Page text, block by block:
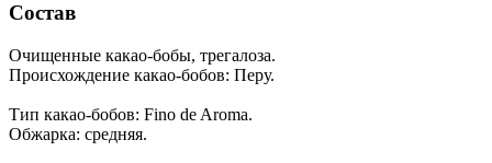
Состав
Очищенные какао-бобы, трегалоза.
Происхождение какао-бобов: Перу.
Тип какао-бобов: Fino de Aroma.
Обжарка: средняя.